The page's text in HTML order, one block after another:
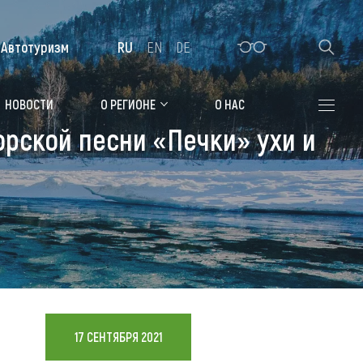
Алтайская зимовка
Где остановиться
Санатории
Гостиницы, отели
Коттеджи, базы
Сельские усадьбы
Мотели, придорожные отели
НОВОСТИ О РЕГИОНЕ О НАС
Автотуризм RU EN DE
песни «Печки» ухи и
17 СЕНТЯБРЯ 2021